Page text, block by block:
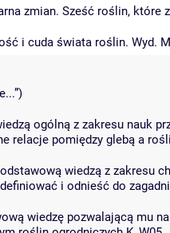
zmian. Sześć roślin, które
i cuda świata roślin. Wyd.
ogólną z zakresu nauk
relacje pomiędzy glebą a
wiedzą z zakresu
i odnieść do
wiedzę pozwalającą mu